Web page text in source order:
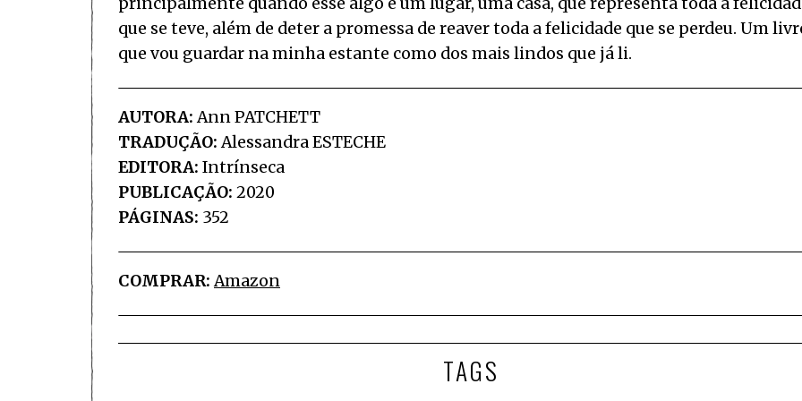
que se teve, além de deter a promessa de reaver toda a felicidade que se perdeu. Um
que vou guardar na minha estante como dos mais lindos que já li.
AUTORA:Ann PATCHETT
TRADUÇÃO:Alessandra ESTECHE
EDITORA: Intrínseca
PUBLICAÇÃO: 2020
PÁGINAS: 352
COMPRAR: Amazon
TAGS